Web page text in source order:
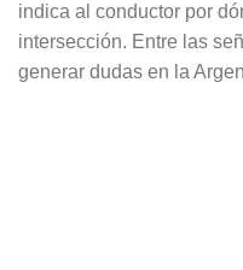
indica al conductor por
intersección. Entre las
generar dudas en la